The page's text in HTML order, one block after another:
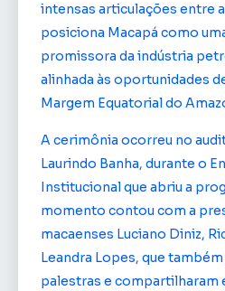
intensas articulações entre
posiciona Macapá como
promissora da indústria
alinhada às oportunidades
Margem Equatorial do
A cerimônia ocorreu no
Laurindo Banha, durante o
Institucional que abriu a
momento contou com a
macaenses Luciano Diniz,
Leandra Lopes, que
palestras e compartilharam